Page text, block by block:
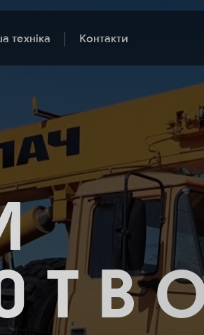
техніка Контакти
Т В